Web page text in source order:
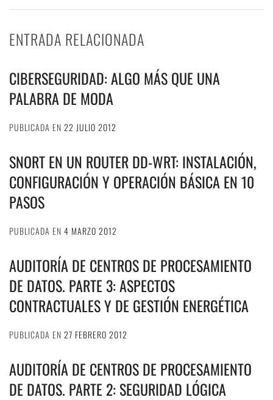
ENTRADA RELACIONADA
CIBERSEGURIDAD: ALGO MÁS QUE UNA
PALABRA DE MODA
PUBLICADA EN 22 JULIO 2012
SNORT EN UN ROUTER DD-WRT: INSTALACIÓN,
CONFIGURACIÓN Y OPERACIÓN BÁSICA EN 10
PASOS
PUBLICADA EN 4 MARZO 2012
AUDITORÍA DE CENTROS DE PROCESAMIENTO
DE DATOS. PARTE 3: ASPECTOS
CONTRACTUALES Y DE GESTIÓN ENERGÉTICA
PUBLICADA EN 27 FEBRERO 2012
AUDITORÍA DE CENTROS DE PROCESAMIENTO
DE DATOS. PARTE 2: SEGURIDAD LÓGICA